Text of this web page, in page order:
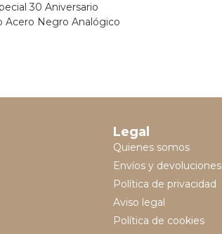
30 Aniversario
Acero Negro Analógico
Legal
Quienes somos
Envíos y devoluciones
Política de privacidad
Aviso legal
Política de cookies